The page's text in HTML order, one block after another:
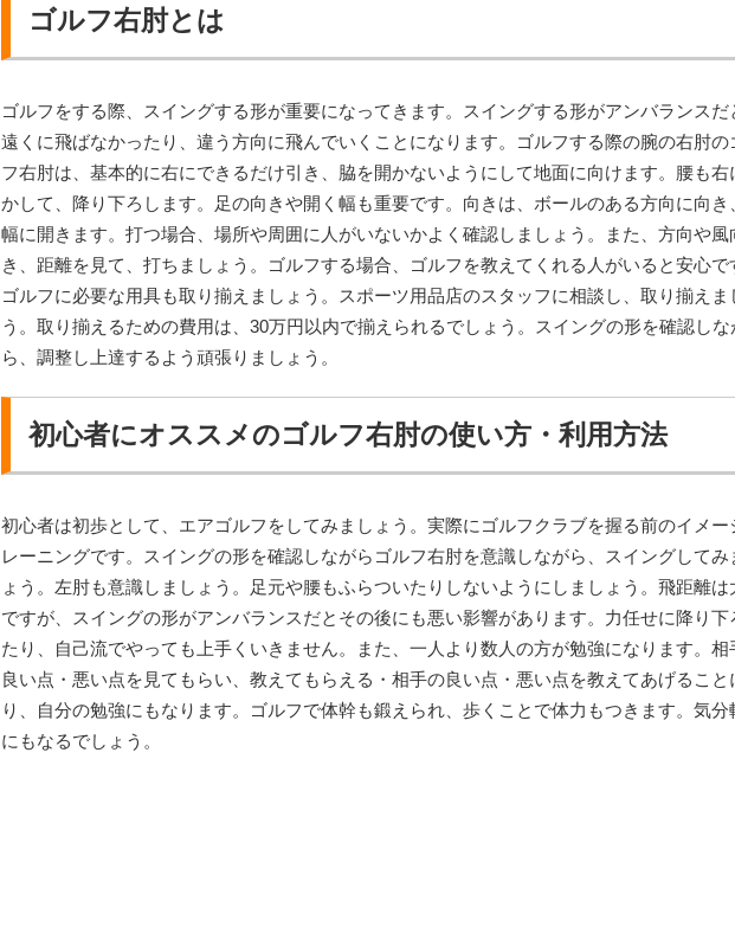
ゴルフ右肘とは
ゴルフをする際、スイングする形が重要になってきます。スイングする形がアンバランスだ
遠くに飛ばなかったり、違う方向に飛んでいくことになります。ゴルフする際の腕の右肘の
フ右肘は、基本的に右にできるだけ引き、脇を開かないようにして地面に向けます。腰も右
かして、降り下ろします。足の向きや開く幅も重要です。向きは、ボールのある方向に向き
幅に開きます。打つ場合、場所や周囲に人がいないかよく確認しましょう。また、方向や風
き、距離を見て、打ちましょう。ゴルフする場合、ゴルフを教えてくれる人がいると安心で
ゴルフに必要な用具も取り揃えましょう。スポーツ用品店のスタッフに相談し、取り揃えま
う。取り揃えるための費用は、30万円以内で揃えられるでしょう。スイングの形を確認しな
ら、調整し上達するよう頑張りましょう。
初心者にオススメのゴルフ右肘の使い方・利用方法
初心者は初歩として、エアゴルフをしてみましょう。実際にゴルフクラブを握る前のイメー
レーニングです。スイングの形を確認しながらゴルフ右肘を意識しながら、スイングしてみ
ょう。左肘も意識しましょう。足元や腰もふらついたりしないようにしましょう。飛距離は
ですが、スイングの形がアンバランスだとその後にも悪い影響があります。力任せに降り下
たり、自己流でやっても上手くいきません。また、一人より数人の方が勉強になります。相
良い点・悪い点を見てもらい、教えてもらえる・相手の良い点・悪い点を教えてあげること
り、自分の勉強にもなります。ゴルフで体幹も鍛えられ、歩くことで体力もつきます。気分
にもなるでしょう。